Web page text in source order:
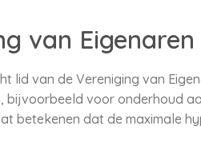
van Eigenaren
van de Vereniging van
voor onderhoud
betekenen dat de maximale